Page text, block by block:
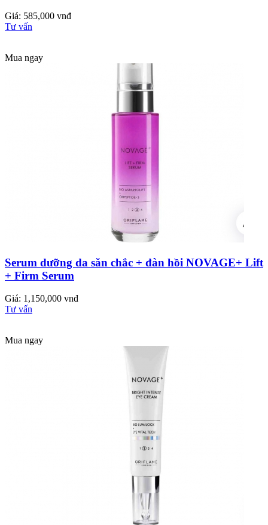
Giá: 585,000 vnđ
Tư vấn
Mua ngay
Serum dưỡng da săn chắc + đàn hồi NOVAGE+ Lift
+ Firm Serum
Giá: 1,150,000 vnđ
Tư vấn
Mua ngay